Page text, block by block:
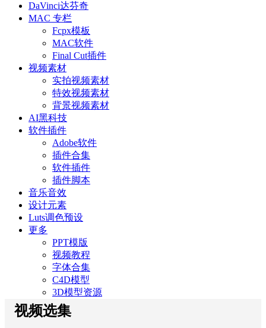
DaVinci达芬奇
MAC 专栏
Fcpx模板
MAC软件
Final Cut插件
视频素材
实拍视频素材
特效视频素材
背景视频素材
AI黑科技
软件插件
Adobe软件
插件合集
软件插件
插件脚本
音乐音效
设计元素
Luts调色预设
更多
PPT模版
视频教程
字体合集
C4D模型
3D模型资源
视频选集